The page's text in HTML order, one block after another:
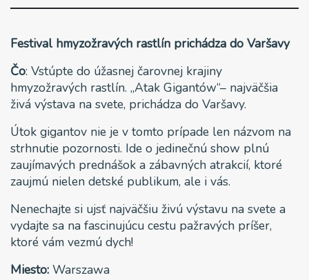
Festival hmyzožravých rastlín prichádza do Varšavy
Čo: Vstúpte do úžasnej čarovnej krajiny
hmyzožravých rastlín. „Atak Gigantów“– najväčšia
živá výstava na svete, prichádza do Varšavy.
Útok gigantov nie je v tomto prípade len názvom na
strhnutie pozornosti. Ide o jedinečnú show plnú
zaujímavých prednášok a zábavných atrakcií, ktoré
zaujmú nielen detské publikum, ale i vás.
Nenechajte si ujsť najväčšiu živú výstavu na svete a
vydajte sa na fascinujúcu cestu pažravých príšer,
ktoré vám vezmú dych!
Miesto: Warszawa